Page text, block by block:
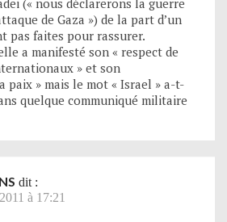
de Gaza ») de la part d’un
pas faites pour rassurer.
a manifesté son « respect de
» et son
paix » mais le mot « Israel » a-t-
quelque communiqué militaire
dit :
à 17:21